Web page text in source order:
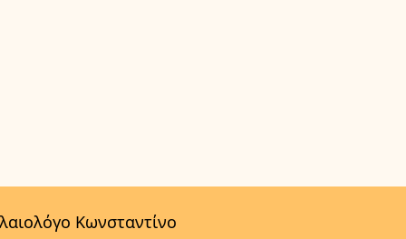
Κωνσταντίνο